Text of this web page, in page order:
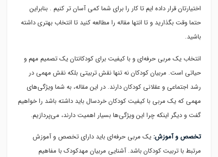
اختیارتان قرار داده ایم تا کار را برای شما کمی آسان تر کنیم . بنابراین
حتما وقت بگذارید و تا انتها مقاله را مطالعه کنید تا انتخاب بهتری داشته
باشید.
انتخاب یک مربی حرفه‌ای و با کیفیت برای کودکانتان یک تصمیم مهم و
حیاتی است. مربیان کودکان نه تنها نقش تربیتی بلکه نقش مهمی در
رشد اجتماعی و عقلانی کودکان دارند. در این مقاله، به شما ویژگی‌های
مهمی که یک مربی با کیفیت کودکان خردسال باید داشته باشد را خواهیم
گفت و دیگر اینکه چرا این ویژگی‌ها بسیار اهمیت دارند، می‌پردازیم.
تخصص و آموزش: یک مربی حرفه‌ای باید دارای تخصص و آموزش
مرتبط با تربیت کودکان باشد. آشنایی مربیان مهدکودک با مفاهیم